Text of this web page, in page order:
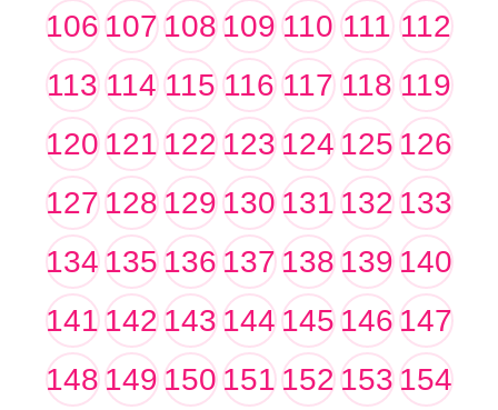
106107108109110 111 112
113 114 115 116 117 118 119
120121122123124125126
127128129130131132133
134135136137138139140
141142143144145146147
148149150151152153154